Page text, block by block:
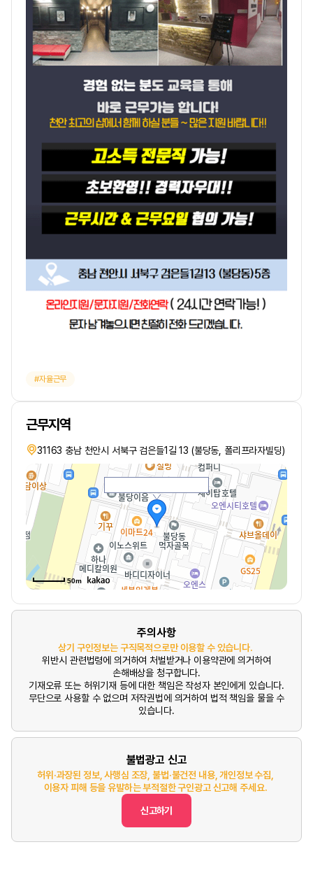
자율근무
근무지역
31163 충남 천안시 서북구 검은들1길 13 (불당동, 폴리프라자빌딩)
50m
주의사항
상기 구인정보는 구직목적으로만 이용할 수 있습니다.
위반시 관련법령에 의거하여 처벌받거나 이용약관에 의거하여
손해배상을 청구합니다.
기재오류 또는 허위기재 등에 대한 책임은 작성자 본인에게 있습니다.
무단으로 사용할 수 없으며 저작권법에 의거하여 법적 책임을 물을 수
있습니다.
불법광고 신고
허위·과장된 정보, 사행심 조장, 불법·불건전 내용, 개인정보 수집,
이용자 피해 등을 유발하는 부적절한 구인광고 신고해 주세요.
신고하기